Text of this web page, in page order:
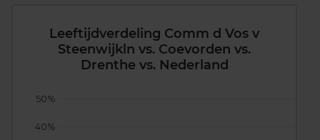
Leeftijdverdeling Comm d Vos v
Steenwijkln vs. Coevorden vs.
Drenthe vs. Nederland
40%
50%